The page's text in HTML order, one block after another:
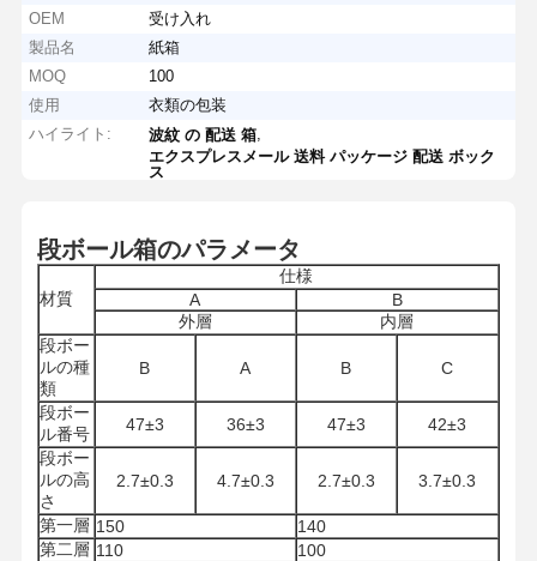
OEM
受け入れ
製品名
紙箱
MOQ
100
使用
衣類の包装
ハイライト:
波紋 の 配送 箱
エクスプレスメール 送料 パッケージ 配送 ボック
ス
段ボール箱のパラメータ
材質
仕様
A
B
外層
内層
段ボー
ルの種
類
B A B C
段ボー
ル番号
47±3 36±3 47±3
42±3
段ボー
ルの高
さ
2.7±0.3 4.7±0.3 2.7±0.3 3.7±0.3
第一層 150
140
第二層 110
100